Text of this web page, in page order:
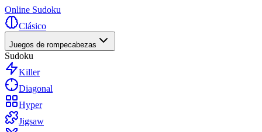
Online Sudoku
Clásico
Juegos de rompecabezas
Sudoku
Killer
Diagonal
Hyper
Jigsaw